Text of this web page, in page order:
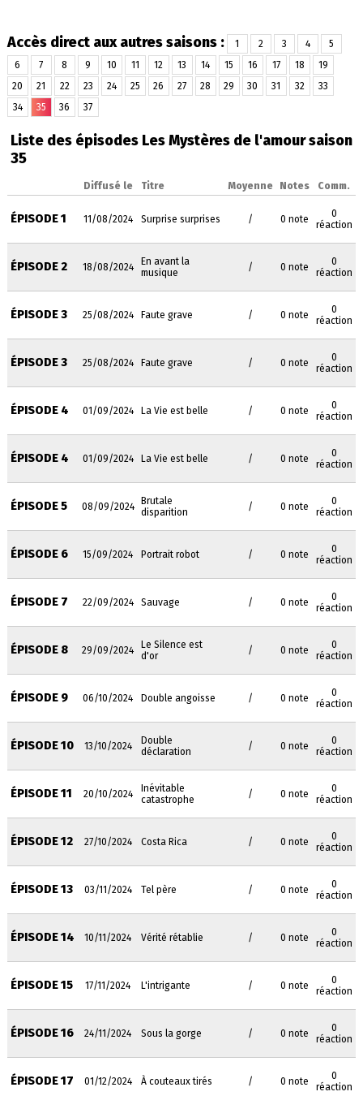
Accès direct aux autres saisons : 1 2 3 4
5
6
7 8 9 10 11 12 13 14 15 16 17 18
19
20
21 22 23 24 25 26 27 28 29 30 31 32
33
34
35 36 37
Liste des épisodes Les Mystères de l'amour saison
35
Diffusé le Titre Moyenne Notes Comm.
ÉPISODE 1 11/08/2024 Surprise surprises / 0 note
0
réaction
ÉPISODE 2 18/08/2024
En avant la
musique
/ 0 note
0
réaction
ÉPISODE 3 25/08/2024 Faute grave / 0 note
0
réaction
ÉPISODE 3 25/08/2024 Faute grave / 0 note
0
réaction
ÉPISODE 4 01/09/2024 La Vie est belle / 0 note
0
réaction
ÉPISODE 4 01/09/2024 La Vie est belle / 0 note
0
réaction
ÉPISODE 5 08/09/2024
Brutale
disparition
/ 0 note
0
réaction
ÉPISODE 6 15/09/2024 Portrait robot / 0 note
0
réaction
ÉPISODE 7 22/09/2024 Sauvage / 0 note
0
réaction
ÉPISODE 8 29/09/2024
Le Silence est
d'or
/ 0 note
0
réaction
ÉPISODE 9 06/10/2024 Double angoisse / 0 note
0
réaction
ÉPISODE 10 13/10/2024
Double
déclaration
/ 0 note
0
réaction
ÉPISODE 11 20/10/2024
Inévitable
catastrophe
/ 0 note
0
réaction
ÉPISODE 12 27/10/2024 Costa Rica / 0 note
0
réaction
ÉPISODE 13 03/11/2024 Tel père / 0 note
0
réaction
ÉPISODE 14 10/11/2024 Vérité rétablie / 0 note
0
réaction
ÉPISODE 15 17/11/2024 L'intrigante / 0 note
0
réaction
ÉPISODE 16 24/11/2024 Sous la gorge / 0 note
0
réaction
ÉPISODE 17 01/12/2024 À couteaux tirés / 0 note
0
réaction